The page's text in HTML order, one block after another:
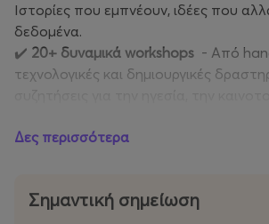
Ιστορίες που εμπνέουν, ιδέες που
δεδομένα.
✔️ 20+ δυναμικά workshops - Από
τεχνολογικές και δημιουργικές
✔️100+ φορείς & οργανισμοί στο
✔️2 σκηνές: Κεντρική & Εναλλακτική
Δες περισσότερα
Σημαντική σημείωση